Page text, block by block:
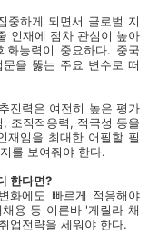
중하게 되면서 글로벌 지
인재에 점차 관심이 높아
화능력이 중요하다. 중국
을 뚫는 주요 변수로 떠
진력은 여전히 높은 평가
조직적응력, 적극성 등을
재임을 최대한 어필할 필
를 보여줘야 한다.
한다면?
화에도 빠르게 적응해야
용 등 이른바 '게릴라 채
업전략을 세워야 한다.